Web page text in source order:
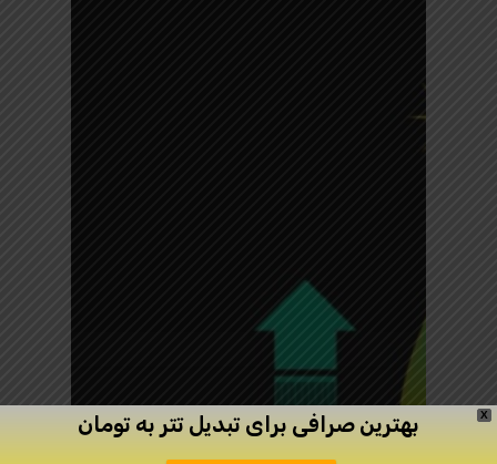
X بهترین صرافی برای تبدیل تتر به تومان